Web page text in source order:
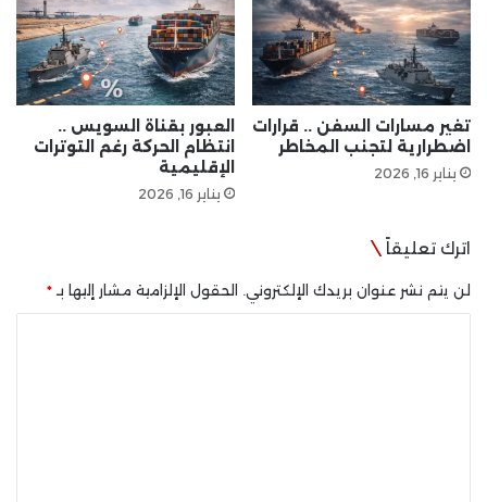
تغير مسارات السفن .. قرارات
اضطرارية لتجنب المخاطر
يناير 16, 2026
العبور بقناة السويس ..
انتظام الحركة رغم التوترات
الإقليمية
يناير 16, 2026
اترك تعليقاً
لن يتم نشر عنوان بريدك الإلكتروني. الحقول الإلزامية مشار إليها بـ *